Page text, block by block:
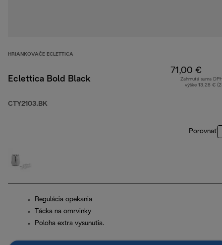
HRIANKOVAČE ECLETTICA
Eclettica Bold Black
CTY2103.BK
71,00 €
Zahrnutá suma
výške 13,28 €
Porovnať
Regulácia opekania
Tácka na omrvinky
Poloha extra vysunutia.